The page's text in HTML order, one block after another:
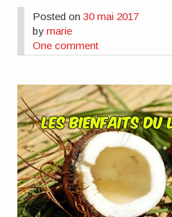
Posted on30 mai 2017
bymarie
One comment